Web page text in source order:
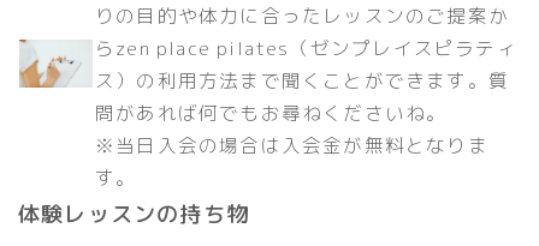
りの目的や体力に合ったレッスンのご提案か
らzen place pilates（ゼンプレイスピラティ
ス）の利用方法まで聞くことができます。質
問があれば何でもお尋ねくださいね。
※当日入会の場合は入会金が無料となりま
す。
体験レッスンの持ち物